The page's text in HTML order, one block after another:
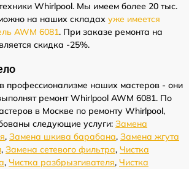
Whirlpool. Мы имеем более 20 тыс.
на наших складах уже имеется
AWM 6081. При заказе ремонта на
скидка -25%.
профессионализме наших мастеров - они
ремонт Whirlpool AWM 6081. По
в Москве по ремонту Whirlpool,
следующие услуги: Замена
, Замена шкива барабана, Замена жгута
, Замена сетевого фильтра, Чистка
, Чистка разбрызгивателя, Чистка